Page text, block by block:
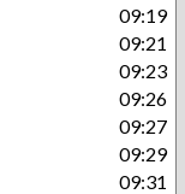
09:19
09:21
09:23
09:26
09:27
09:29
09:31